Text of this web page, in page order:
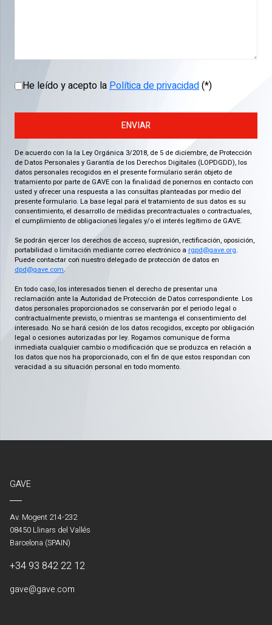
He leído y acepto laPolítica de privacidad(*)
ENVIAR
De acuerdo con la la Ley Orgánica 3/2018, de 5 de diciembre, de Protección
de Datos Personales y Garantía de los Derechos Digitales (LOPDGDD), los
datos personales recogidos en el presente formulario serán objeto de
tratamiento por parte de GAVE con la finalidad de ponernos en contacto con
usted y ofrecer una respuesta a las consultas planteadas por medio del
presente formulario. La base legal para el tratamiento de sus datos es su
consentimiento, el desarrollo de medidas precontractuales o contractuales,
el cumplimiento de obligaciones legales y/o el interés legítimo de GAVE.
Se podrán ejercer los derechos de acceso, supresión, rectificación, oposición,
portabilidad o limitación mediante correo electrónico a rgpd@gave.org.
Puede contactar con nuestro delegado de protección de datos en
dpd@gave.com.
En todo caso, los interesados tienen el derecho de presentar una
reclamación ante la Autoridad de Protección de Datos correspondiente. Los
datos personales proporcionados se conservarán por el periodo legal o
contractualmente previsto, o mientras se mantenga el consentimiento del
interesado. No se hará cesión de los datos recogidos, excepto por obligación
legal o cesiones autorizadas por ley. Rogamos comunique de forma
inmediata cualquier cambio o modificación que se produzca en relación a
los datos que nos ha proporcionado, con el fin de que estos respondan con
veracidad a su situación personal en todo momento.
GAVE
Av. Mogent 214-232
08450 Llinars del Vallés
Barcelona (SPAIN)
+34 93 842 22 12
gave@gave.com